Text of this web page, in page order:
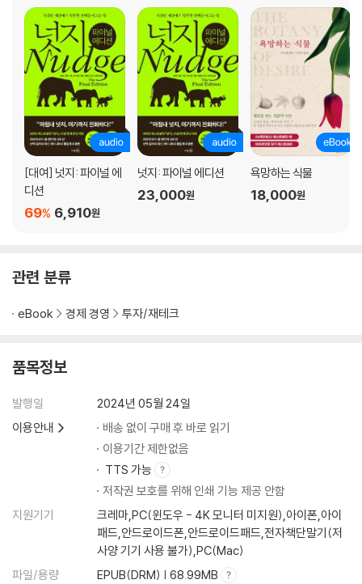
[대여] 넛지: 파이널 에
디션
6,910원
69%
넛지: 파이널 에디션
23,000원
욕망하는 식물
18,000원
관련 분류
eBook 경제 경영 투자/재테크
품목정보
발행일
2024년 05월 24일
이용안내
배송 없이 구매 후 바로 읽기
이용기간 제한없음
TTS 가능
저작권 보호를 위해 인쇄 기능 제공 안함
지원기기
크레마,PC(윈도우 - 4K 모니터 미지원),아이폰,아이
패드,안드로이드폰,안드로이드패드,전자책단말기(저
사양 기기 사용 불가),PC(Mac)
파일/용량
EPUB(DRM) | 68.99MB